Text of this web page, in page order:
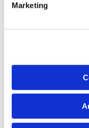
Marketing